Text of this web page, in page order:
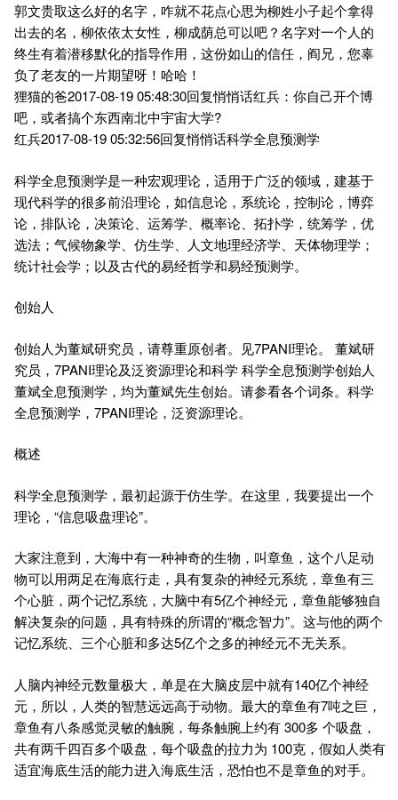
郭文贵取这么好的名字，咋就不花点心思为柳姓小子起个拿得
出去的名，柳依依太女性，柳成荫总可以吧？名字对一个人的
终生有着潜移默化的指导作用，这份如山的信任，阎兄，您辜
负了老友的一片期望呀！哈哈！
狸猫的爸2017-08-19 05:48:30回复悄悄话红兵：你自己开个博
吧，或者搞个东西南北中宇宙大学?
红兵2017-08-19 05:32:56回复悄悄话科学全息预测学
科学全息预测学是一种宏观理论，适用于广泛的领域，建基于
现代科学的很多前沿理论，如信息论，系统论，控制论，博弈
论，排队论，决策论、运筹学、概率论、拓扑学，统筹学，优
选法；气候物象学、仿生学、人文地理经济学、天体物理学；
统计社会学；以及古代的易经哲学和易经预测学。
创始人
创始人为董斌研究员，请尊重原创者。见7PANI理论。 董斌研
究员，7PANI理论及泛资源理论和科学 科学全息预测学创始人
董斌全息预测学，均为董斌先生创始。请参看各个词条。科学
全息预测学，7PANI理论，泛资源理论。
概述
科学全息预测学，最初起源于仿生学。在这里，我要提出一个
理论，“信息吸盘理论”。
大家注意到，大海中有一种神奇的生物，叫章鱼，这个八足动
物可以用两足在海底行走，具有复杂的神经元系统，章鱼有三
个心脏，两个记忆系统，大脑中有5亿个神经元，章鱼能够独自
解决复杂的问题，具有特殊的所谓的“概念智力”。这与他的两个
记忆系统、三个心脏和多达5亿个之多的神经元不无关系。
人脑内神经元数量极大，单是在大脑皮层中就有140亿个神经
元，所以，人类的智慧远远高于动物。最大的章鱼有7吨之巨，
章鱼有八条感觉灵敏的触腕，每条触腕上约有 300多 个吸盘，
共有两千四百多个吸盘，每个吸盘的拉力为 100克，假如人类有
适宜海底生活的能力进入海底生活，恐怕也不是章鱼的对手。